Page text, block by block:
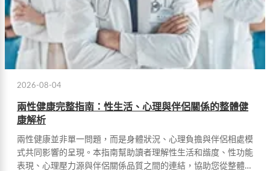
2026-08-04
兩性健康完整指南：性生活、心理與伴侶關係的整體健
康解析
兩性健康並非單一問題，而是身體狀況、心理負擔與伴侶相處模
式共同影響的呈現。本指南幫助讀者理解性生活和諧度、性功能
表現、心理壓力源與伴侶關係品質之間的連結，協助您從整體性